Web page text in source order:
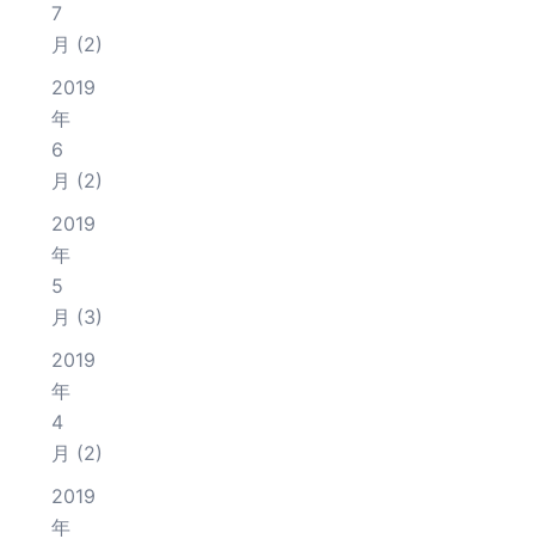
7
月 (2)
2019
年
6
月 (2)
2019
年
5
月 (3)
2019
年
4
月 (2)
2019
年